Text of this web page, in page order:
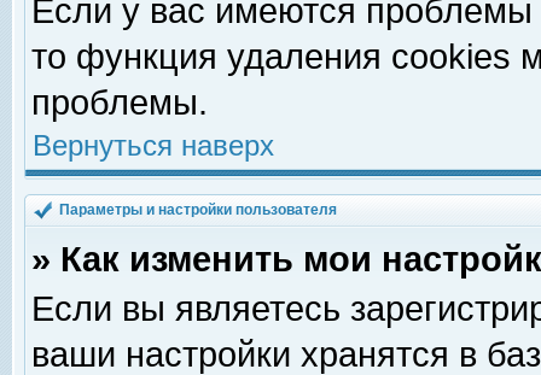
Если у вас имеются
то функция удаления cookies
проблемы.
Вернуться наверх
Параметры и настройки пользователя
» Как изменить мои
Если вы являетесь
ваши настройки хранятся в